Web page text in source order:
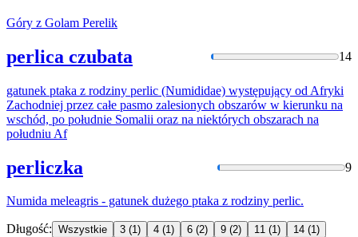
Góry z Golam Perelik
perlica czubata 14
gatunek ptaka z rodziny perlic (Numididae) występujący od Afryki
Zachodniej przez całe pasmo zalesionych obszarów w kierunku na
wschód, po południe Somalii oraz na niektórych obszarach na
południu Af
perliczka 9
Numida meleagris - gatunek dużego ptaka z rodziny perlic.
Długość: Wszystkie 3 (1) 4 (1) 6 (2) 9 (2) 11 (1) 14 (1)